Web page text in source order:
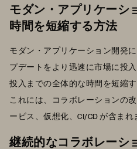
モダン・アプリケーシ
時間を短縮する方法
モダン・アプリケーション開発
プデートをより迅速に市場に投
投入までの全体的な時間を短縮
これには、コラボレーションの
ービス、仮想化、CI/CD が含まれ
継続的なコラボレーシ